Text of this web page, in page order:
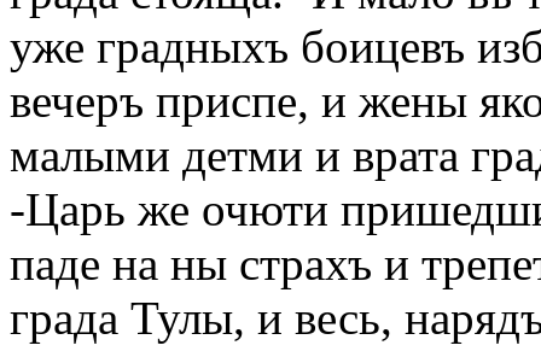
уже градныхъ боицевъ
вечеръ приспе, и жены
малыми детми и врата
-Царь же очюти
паде на ны страхъ и
града Тулы, и весь,